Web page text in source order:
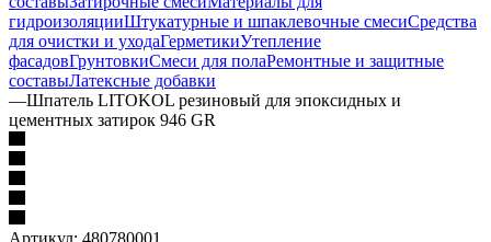
гидроизоляцииШтукатурные и шпаклевочные смесиСредства
для очистки и уходаГерметикиУтепление
фасадовГрунтовкиСмеси для полаРемонтные и защитные
составыЛатексные добавки
—Шпатель LITOKOL резиновый для эпоксидных и
цементных затирок 946 GR
Артикул: 480780001